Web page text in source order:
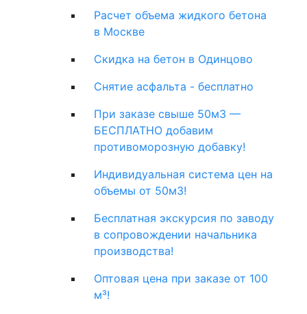
Расчет объема жидкого бетона
в Москве
Скидка на бетон в Одинцово
Снятие асфальта - бесплатно
При заказе свыше 50м3 —
БЕСПЛАТНО добавим
противоморозную добавку!
Индивидуальная система цен на
объемы от 50м3!
Бесплатная экскурсия по заводу
в сопровождении начальника
производства!
Оптовая цена при заказе от 100
м³!